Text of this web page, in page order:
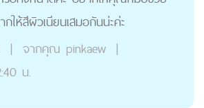
ให้สีผิวเนียนเสมอกันน่ะค่ะ
| จากคุณ pinkaew |
น.